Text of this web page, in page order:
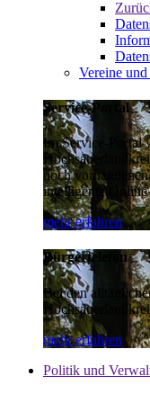
Vereine
Service-Portal
Im Service-Portal
noch
intelligente
mehr erfahren
Bürgertelefon
Bei den
mehr erfahren
Politik und